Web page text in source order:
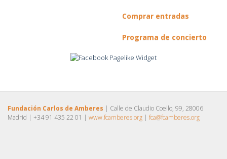
Comprar entradas
Programa de concierto
Fundación Carlos de Amberes | Calle de Claudio Coello, 99, 28006
Madrid | +34 91 435 22 01 | www.fcamberes.org | fca@fcamberes.org